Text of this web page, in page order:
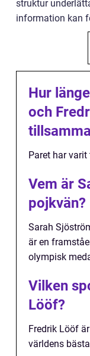
struktur
information kan
Hur
och
Paret har
Vem är
pojkvän?
Sarah
är en
olympisk
Vilken
Lööf?
Fredrik Lööf
världens